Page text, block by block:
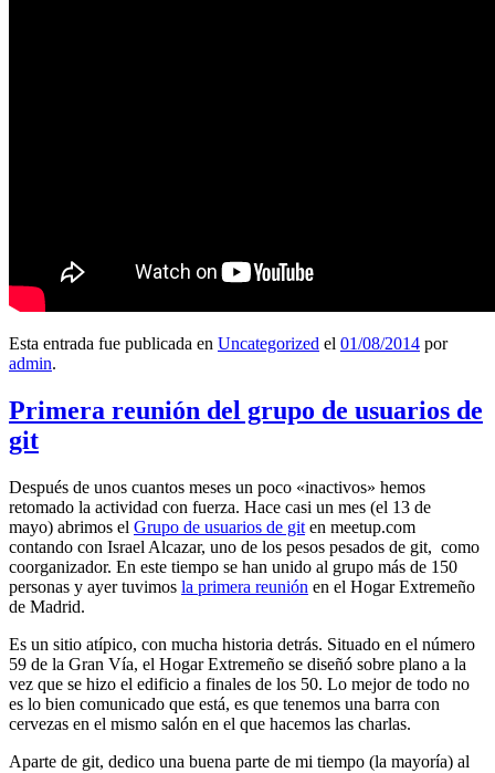
Esta entrada fue publicada en Uncategorized el 01/08/2014 por
admin.
Primera reunión del grupo de usuarios de
git
Después de unos cuantos meses un poco «inactivos» hemos
retomado la actividad con fuerza. Hace casi un mes (el 13 de
mayo) abrimos el Grupo de usuarios de git en meetup.com
contando con Israel Alcazar, uno de los pesos pesados de git, como
coorganizador. En este tiempo se han unido al grupo más de 150
personas y ayer tuvimos la primera reunión en el Hogar Extremeño
de Madrid.
Es un sitio atípico, con mucha historia detrás. Situado en el número
59 de la Gran Vía, el Hogar Extremeño se diseñó sobre plano a la
vez que se hizo el edificio a finales de los 50. Lo mejor de todo no
es lo bien comunicado que está, es que tenemos una barra con
cervezas en el mismo salón en el que hacemos las charlas.
Aparte de git, dedico una buena parte de mi tiempo (la mayoría) al